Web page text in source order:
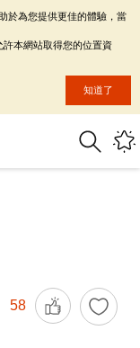
58
於為您提供更佳的體驗，當
本網站取得您的位置資
知道了